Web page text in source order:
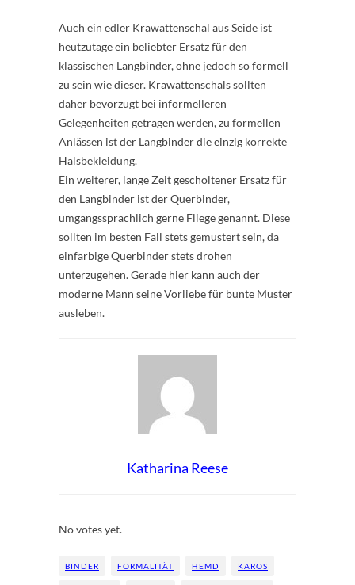
Auch ein edler Krawattenschal aus Seide ist
heutzutage ein beliebter Ersatz für den
klassischen Langbinder, ohne jedoch so formell
zu sein wie dieser. Krawattenschals sollten
daher bevorzugt bei informelleren
Gelegenheiten getragen werden, zu formellen
Anlässen ist der Langbinder die einzig korrekte
Halsbekleidung.
Ein weiterer, lange Zeit gescholtener Ersatz für
den Langbinder ist der Querbinder,
umgangssprachlich gerne Fliege genannt. Diese
sollten im besten Fall stets gemustert sein, da
einfarbige Querbinder stets drohen
unterzugehen. Gerade hier kann auch der
moderne Mann seine Vorliebe für bunte Muster
ausleben.
Katharina Reese
No votes yet.
BINDER FORMALITÄT HEMD KAROS